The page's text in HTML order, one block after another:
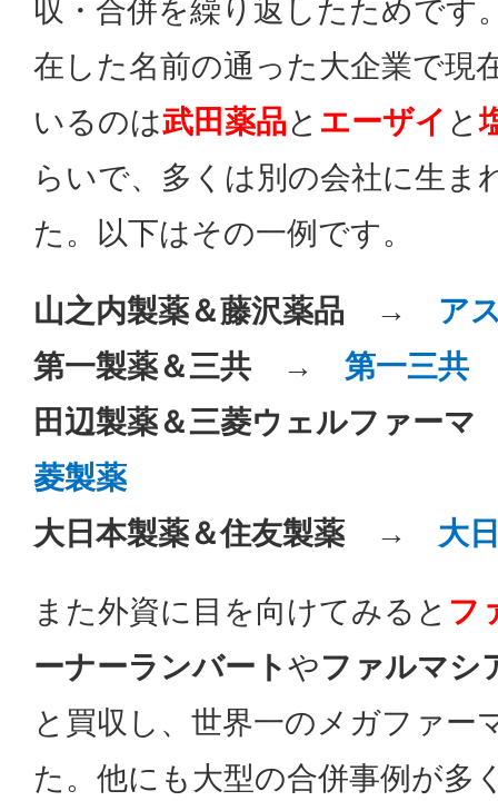
収・合併を繰り返したためです
在した名前の通った大企業で現
いるのは武田薬品と エーザイ と
らいで、多くは別の会社に生ま
た。以下はその一例です。
山之内製薬＆藤沢薬品 → ア
第一製薬＆三共 → 第一三共
田辺製薬＆三菱ウェルファ
菱製薬
大日本製薬＆住友製薬 → 大
また外資に目を向けてみると フ
ーナーランバートやファルマシ
と買収し、世界一のメガファー
た。他にも大型の合併事例が多